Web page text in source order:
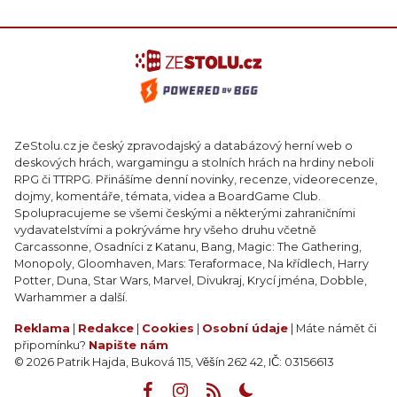
ZeStolu.cz je český zpravodajský a databázový herní web o
deskových hrách, wargamingu a stolních hrách na hrdiny neboli
RPG či TTRPG. Přinášíme denní novinky, recenze, videorecenze,
dojmy, komentáře, témata, videa a BoardGame Club.
Spolupracujeme se všemi českými a některými zahraničními
vydavatelstvími a pokrýváme hry všeho druhu včetně
Carcassonne, Osadníci z Katanu, Bang, Magic: The Gathering,
Monopoly, Gloomhaven, Mars: Teraformace, Na křídlech, Harry
Potter, Duna, Star Wars, Marvel, Divukraj, Krycí jména, Dobble,
Warhammer a další.
Reklama Redakce Cookies Osobní údaje | Máte námět či
připomínku? Napište nám
© 2026 Patrik Hajda, Buková 115, Věšín 262 42, IČ: 03156613